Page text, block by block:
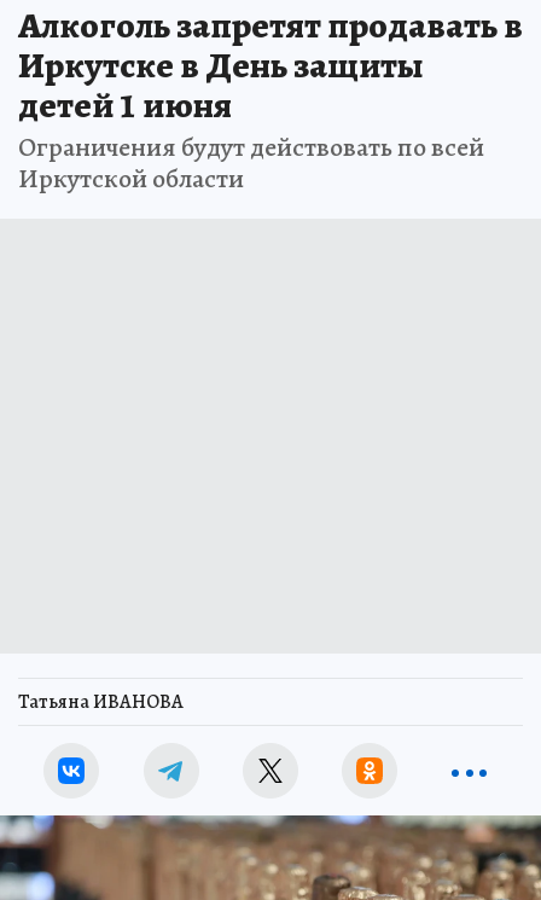
Алкоголь запретят продавать в
Иркутске в День защиты
детей 1 июня
Ограничения будут действовать по всей
Иркутской области
Татьяна ИВАНОВА